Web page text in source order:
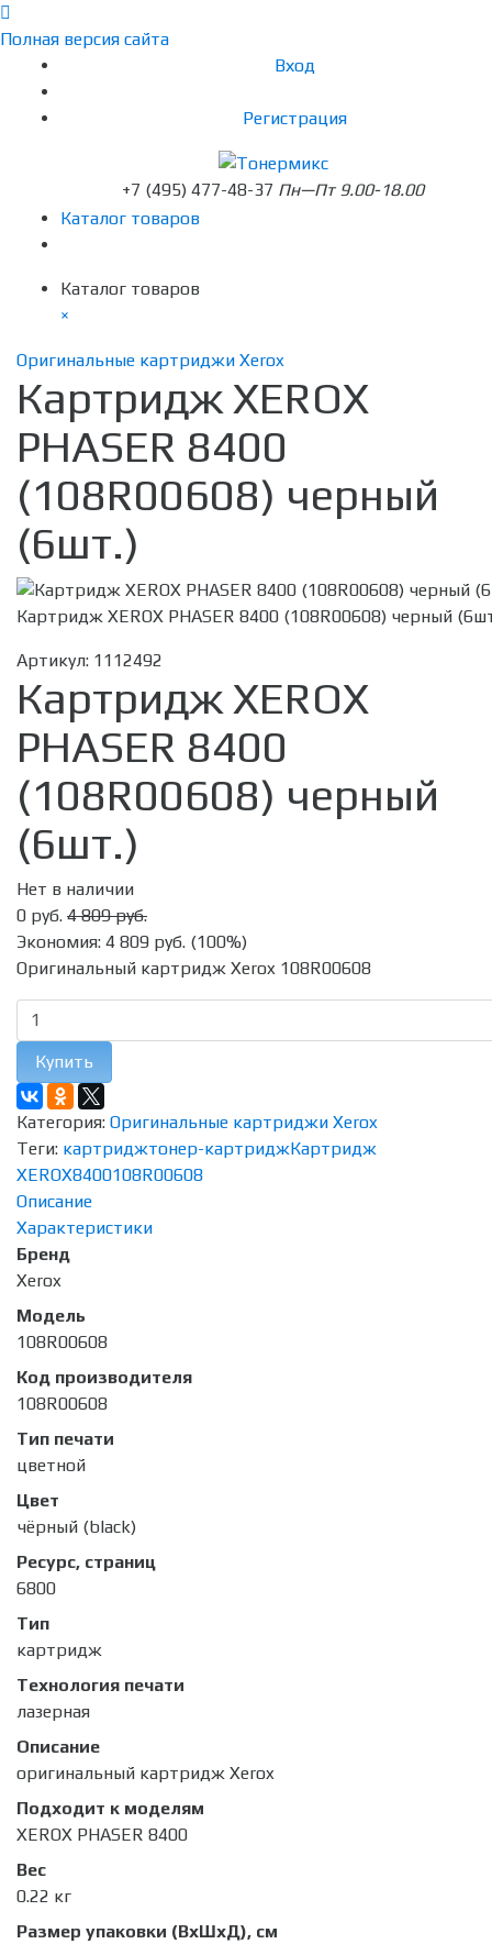
Полная версия сайта
Вход
Регистрация
+7 (495) 477-48-37 Пн—Пт 9.00-18.00
Каталог товаров
Каталог товаров
×
Оригинальные картриджи Xerox
Картридж XEROX
PHASER 8400
(108R00608) черный
(6шт.)
Картридж XEROX PHASER 8400 (108R00608) черный
Артикул: 1112492
Картридж XEROX
PHASER 8400
(108R00608) черный
(6шт.)
Нет в наличии
0 руб. 4 809 руб.
Экономия: 4 809 руб. (100%)
Оригинальный картридж Xerox 108R00608
Купить
Категория: Оригинальные картриджи Xerox
Теги: картриджтонер-картриджКартридж
XEROX8400108R00608
Описание
Характеристики
Бренд
Xerox
Модель
108R00608
Код производителя
108R00608
Тип печати
цветной
Цвет
чёрный (black)
Ресурс, страниц
6800
Тип
картридж
Технология печати
лазерная
Описание
оригинальный картридж Xerox
Подходит к моделям
XEROX PHASER 8400
Вес
0.22 кг
Размер упаковки (ВхШхД), см